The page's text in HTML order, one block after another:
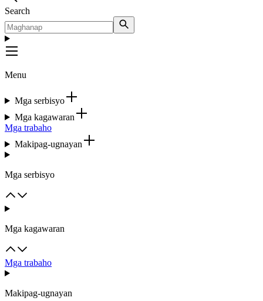
Search
Menu
Mga serbisyo
Mga kagawaran
Mga trabaho
Makipag-ugnayan
Mga serbisyo
Mga kagawaran
Mga trabaho
Makipag-ugnayan